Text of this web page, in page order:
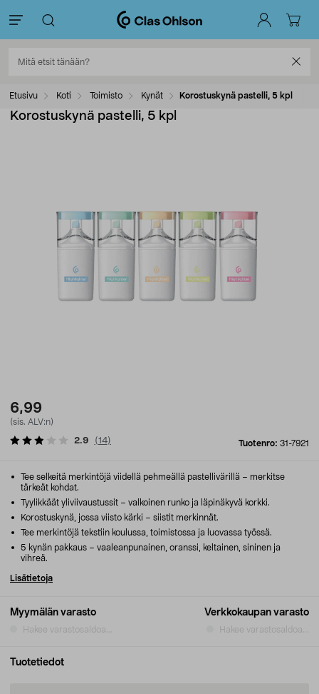
Etusivu Koti Toimisto Kynät Korostuskynä pastelli, 5 kpl
Korostuskynä pastelli, 5 kpl
6,99
(sis. ALV:n)
Tuotenro: 31-7921
2.9 (14)
Myymälän varasto
Hakee varastosaldoa...
Verkkokaupan varasto
Hakee varastosaldoa...
Tee selkeitä merkintöjä viidellä pehmeällä pastellivärillä – merkitse
tärkeät kohdat.
Tyylikkäät yliviivaustussit – valkoinen runko ja läpinäkyvä korkki.
Korostuskynä, jossa viisto kärki – siistit merkinnät.
Tee merkintöjä tekstiin koulussa, toimistossa ja luovassa työssä.
5 kynän pakkaus – vaaleanpunainen, oranssi, keltainen, sininen ja
vihreä.
Lisätietoja
Tuotetiedot